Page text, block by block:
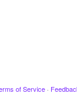
of Service ·